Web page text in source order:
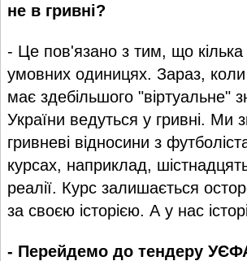
не в гривні?
- Це пов'язано з тим, що кілька
умовних одиницях. Зараз, коли
має здебільшого "віртуальне"
України ведуться у гривні.
гривневі відносини з
курсах, наприклад,
реалії. Курс залишається
за своєю історією. А у нас
- Перейдемо до тендеру